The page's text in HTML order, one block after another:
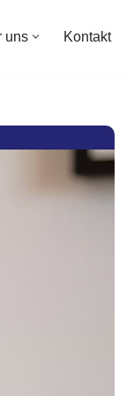
uns Kontakt